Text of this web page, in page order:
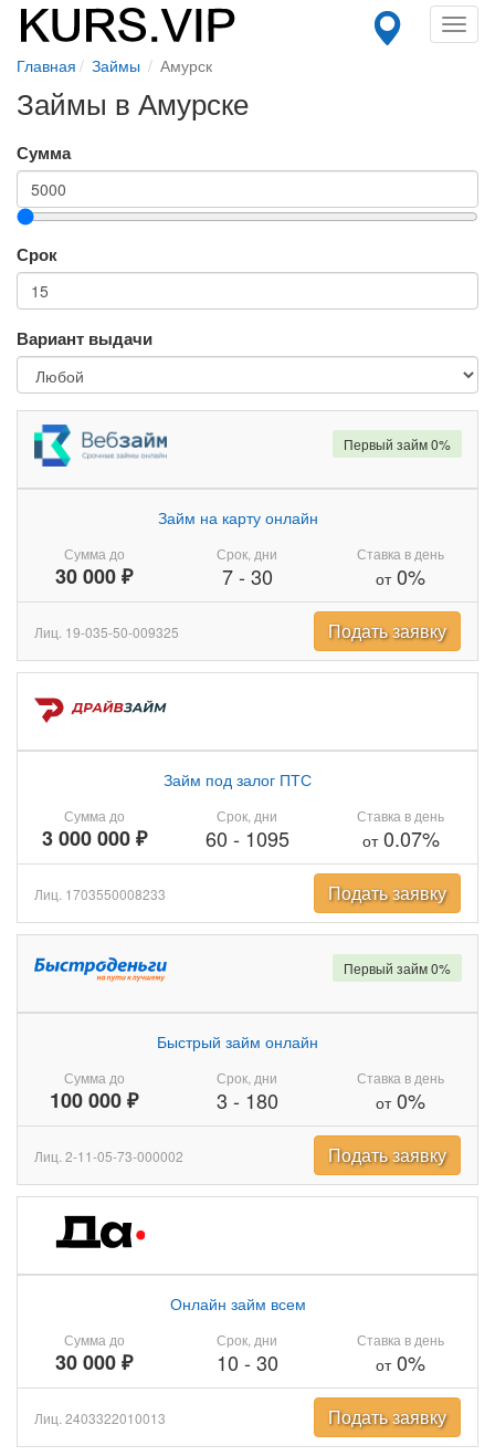
Главная Займы Амурск
Займы в Амурске
Сумма
Срок
Вариант выдачи
Сумма до
30 000 ₽
Займ на карту онлайн
Срок, дни
7- 30
Ставка в день
от0%
Первый займ 0%
Лиц. 19-035-50-009325 Подать заявку
Сумма до
3 000 000 ₽
Займ под залог ПТС
Срок, дни
60 - 1095
Ставка в день
от0.07%
Лиц. 1703550008233 Подать заявку
Сумма до
100 000 ₽
Быстрый займ онлайн
Срок, дни
3 - 180
Ставка в день
от0%
Первый займ 0%
Лиц. 2-11-05-73-000002 Подать заявку
Сумма до
30 000 ₽
Онлайн займ всем
Срок, дни
10 - 30
Ставка в день
от0%
Лиц. 2403322010013 Подать заявку